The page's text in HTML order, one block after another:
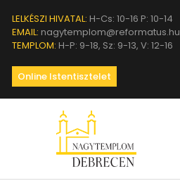
LELKÉSZI HIVATAL: H-Cs: 10-16 P: 10-14
EMAIL: nagytemplom@reformatus.hu
TEMPLOM: H-P: 9-18, Sz: 9-13, V: 12-16
Online Istentisztelet